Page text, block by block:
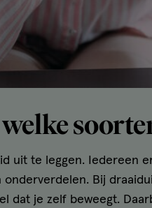
uit te leggen. Iedereen
Bij
dat je zelf beweegt.